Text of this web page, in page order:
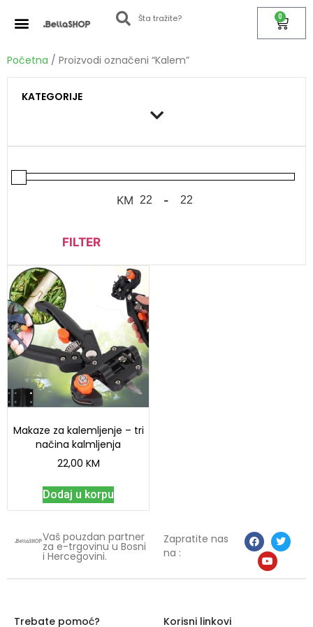
0
Početna / Proizvodi označeni “Kalem”
KATEGORIJE
KM -
FILTER
Makaze za kalemljenje – tri
načina kalmljenja
22,00 KM
Dodaj u korpu
Vaš pouzdan partner
za e-trgovinu u Bosni
i Hercegovini.
Zapratite nas
na :
Trebate pomoć? Korisni linkovi